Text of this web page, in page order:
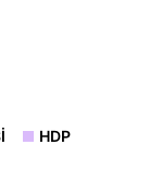
HDP